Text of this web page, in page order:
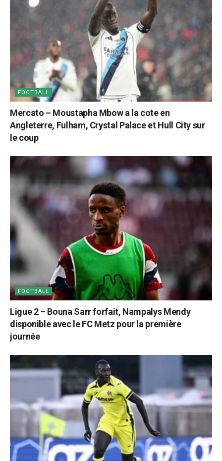
FOOTBALL
Mercato – Moustapha Mbow a la cote en
Angleterre, Fulham, Crystal Palace et Hull City sur
le coup
FOOTBALL
Ligue 2 – Bouna Sarr forfait, Nampalys Mendy
disponible avec le FC Metz pour la première
journée